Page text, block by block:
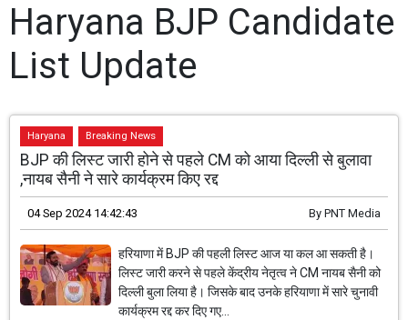
Haryana BJP Candidate
List Update
Haryana Breaking News
BJP की लिस्ट जारी होने से पहले CM को आया दिल्ली से बुलावा
,नायब सैनी ने सारे कार्यक्रम किए रद्द
04 Sep 2024 14:42:43 By PNT Media
हरियाणा में BJP की पहली लिस्ट आज या कल आ सकती है।
लिस्ट जारी करने से पहले केंद्रीय नेतृत्व ने CM नायब सैनी को
दिल्ली बुला लिया है। जिसके बाद उनके हरियाणा में सारे चुनावी
कार्यक्रम रद्द कर दिए गए...